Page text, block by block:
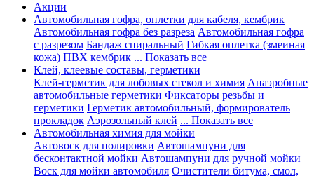
Акции
Автомобильная гофра, оплетки для кабеля, кембрик
Автомобильная гофра без разреза Автомобильная гофра
с разрезом Бандаж спиральный Гибкая оплетка (змеиная
кожа) ПВХ кембрик ... Показать все
Клей, клеевые составы, герметики
Клей-герметик для лобовых стекол и химия Анаэробные
автомобильные герметики Фиксаторы резьбы и
герметики Герметик автомобильный, формирователь
прокладок Аэрозольный клей ... Показать все
Автомобильная химия для мойки
Автовоск для полировки Автошампуни для
бесконтактной мойки Автошампуни для ручной мойки
Воск для мойки автомобиля Очистители битума, смол,